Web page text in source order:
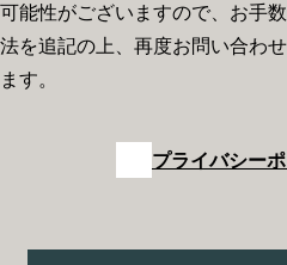
可能性がございますので、お手
法を追記の上、再度お問い合わ
ます。
プライバシー